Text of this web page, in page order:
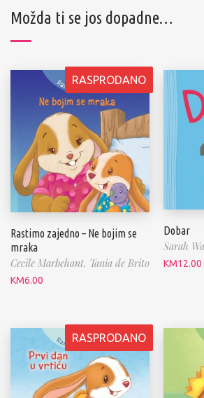
Možda ti se jos dopadne…
RASPRODANO
Rastimo zajedno – Ne bojim se
mraka
Cecile Marbehant, Tania de Brito
KM6.00
Dobar
Sarah
KM12.00
RASPRODANO